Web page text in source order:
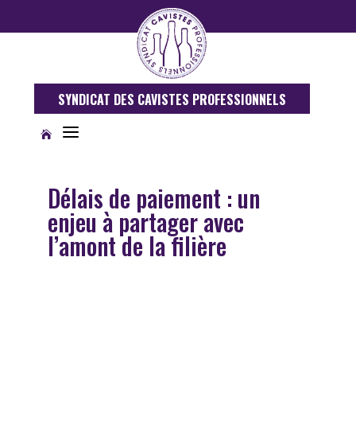
SYNDICAT DES CAVISTES PROFESSIONNELS
 a
Délais de paiement : un
enjeu à partager avec
l’amont de la filière